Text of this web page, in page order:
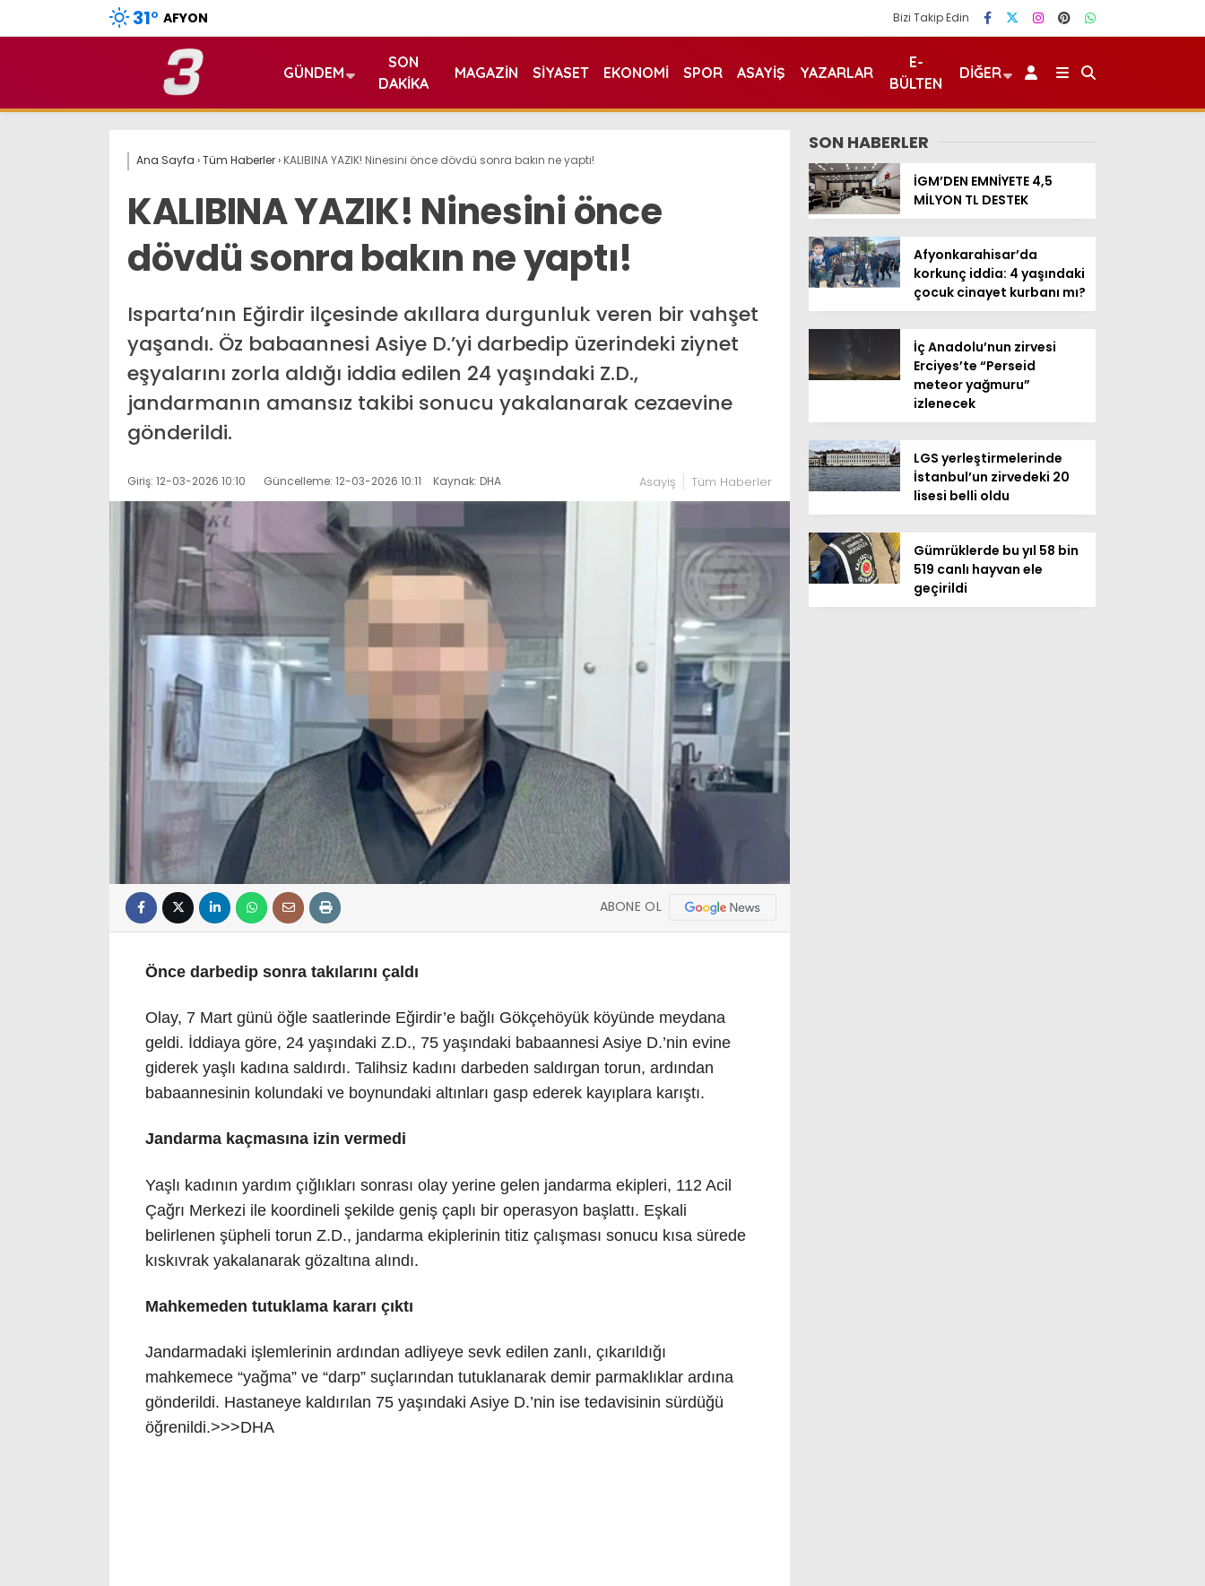
31° AFYON Bizi Takip Edin
GÜNDEM
SON
DAKIKA
MAGAZIN SIYASET EKONOMI SPOR ASAYIŞ YAZARLAR
E-
BÜLTEN
DIĞER
Ana Sayfa ›Tüm Haberler› KALIBINA YAZIK! Ninesini önce dövdü sonra bakın ne yaptı!
KALIBINA YAZIK! Ninesini önce
dövdü sonra bakın ne yaptı!
Isparta’nın Eğirdir ilçesinde akıllara durgunluk veren bir vahşet
yaşandı. Öz babaannesi Asiye D.’yi darbedip üzerindeki ziynet
eşyalarını zorla aldığı iddia edilen 24 yaşındaki Z.D.,
jandarmanın amansız takibi sonucu yakalanarak cezaevine
gönderildi.
Giriş: 12-03-2026 10:10 Güncelleme: 12-03-2026 10:11 Kaynak: DHA Asayiş Tüm Haberler
ABONE OL
Önce darbedip sonra takılarını çaldı
Olay, 7 Mart günü öğle saatlerinde Eğirdir’e bağlı Gökçehöyük köyünde meydana
geldi. İddiaya göre, 24 yaşındaki Z.D., 75 yaşındaki babaannesi Asiye D.’nin evine
giderek yaşlı kadına saldırdı. Talihsiz kadını darbeden saldırgan torun, ardından
babaannesinin kolundaki ve boynundaki altınları gasp ederek kayıplara karıştı.
Jandarma kaçmasına izin vermedi
Yaşlı kadının yardım çığlıkları sonrası olay yerine gelen jandarma ekipleri, 112 Acil
Çağrı Merkezi ile koordineli şekilde geniş çaplı bir operasyon başlattı. Eşkali
belirlenen şüpheli torun Z.D., jandarma ekiplerinin titiz çalışması sonucu kısa sürede
kıskıvrak yakalanarak gözaltına alındı.
Mahkemeden tutuklama kararı çıktı
Jandarmadaki işlemlerinin ardından adliyeye sevk edilen zanlı, çıkarıldığı
mahkemece “yağma” ve “darp” suçlarından tutuklanarak demir parmaklıklar ardına
gönderildi. Hastaneye kaldırılan 75 yaşındaki Asiye D.’nin ise tedavisinin sürdüğü
öğrenildi.>>>DHA
SON HABERLER
İGM’DEN EMNİYETE 4,5
MİLYON TL DESTEK
Afyonkarahisar’da
korkunç iddia: 4 yaşındaki
çocuk cinayet kurbanı mı?
İç Anadolu’nun zirvesi
Erciyes’te “Perseid
meteor yağmuru”
izlenecek
LGS yerleştirmelerinde
İstanbul’un zirvedeki 20
lisesi belli oldu
Gümrüklerde bu yıl 58 bin
519 canlı hayvan ele
geçirildi